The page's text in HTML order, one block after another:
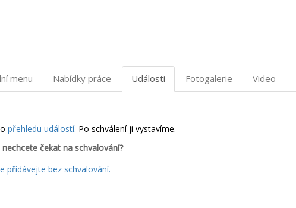
menu Nabídky práce Události Fotogalerie Video
přehledu událostí. Po schválení ji vystavíme.
čekat na schvalování?
přidávejte bez schvalování.